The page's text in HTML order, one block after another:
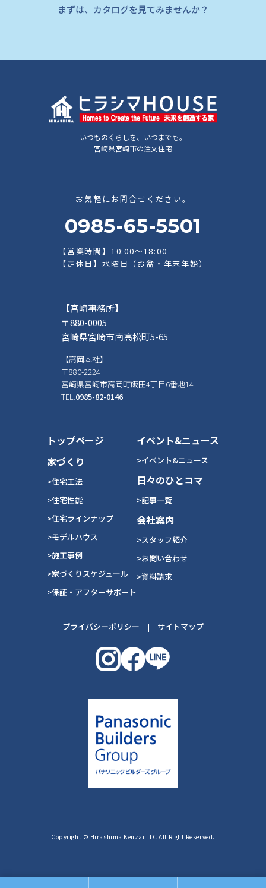
まずは、カタログを見てみませんか？
いつものくらしを、いつまでも。
宮崎県宮崎市の注文住宅
お気軽にお問合せください。
0985-65-5501
【営業時間】10:00～18:00
【定休日】水曜日（お盆・年末年始）
【宮崎事務所】
〒880-0005
宮崎県宮崎市南高松町5-65
【高岡本社】
〒880-2224
宮崎県宮崎市高岡町飯田4丁目6番地14
TEL. 0985-82-0146
トップページ
家づくり
>住宅工法
>住宅性能
>住宅ラインナップ
>モデルハウス
>施工事例
>家づくりスケジュール
>保証・アフターサポート
イベント&ニュース
>イベント&ニュース
日々のひとコマ
>記事一覧
会社案内
>スタッフ紹介
>お問い合わせ
>資料請求
プライバシーポリシー | サイトマップ
Copyright © Hirashima Kenzai LLC All Right Reserved.